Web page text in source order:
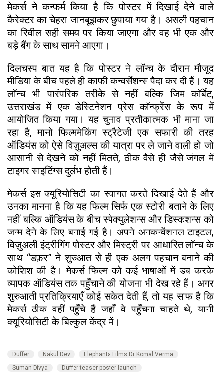
मेकर्स ने कन्फर्म किया है कि पोस्टर में दिखाई देने वाले
कैरेक्टर का चेहरा जानबूझकर छुपाया गया है। असली पहचान
का रिवील सही समय पर किया जाएगा और वह भी एक और
बड़े बैंग के साथ सामने आएगा।
दिलचस्प बात यह है कि पोस्टर ने लॉन्च के दौरान मौजूद
मीडिया के बीच पहले ही काफी कन्वर्सेशन्स पैदा कर दी हैं। यह
लॉन्च भी पारंपरिक तरीके से नहीं बल्कि जिम कॉर्बेट,
उत्तराखंड में एक डेस्टिनेशन प्रेस कॉन्फ्रेंस के रूप में
आयोजित किया गया। यह चुनाव प्रतीकात्मक भी माना जा
रहा है, मानो फिल्ममेकिंग स्ट्रैटेजी एक सफारी की तरह
ऑडियंस को ऐसे विज़ुअल्स की यात्रा पर ले जाने वाली हो जो
आसानी से देखने को नहीं मिलते, ठीक वैसे ही जैसे जंगल में
टाइगर साइटिंग्स दुर्लभ होती हैं।
मेकर्स इस क्यूरियोसिटी का स्वागत करते दिखाई देते हैं और
उनका मानना है कि यह फिल्म सिर्फ एक स्टोरी बताने के लिए
नहीं बल्कि ऑडियंस के बीच स्पेक्युलेशन्स और डिस्कशन्स को
जन्म देने के लिए बनाई गई है। अपने अनकन्वेंशनल टाइटल,
विज़ुअली इंट्रीगिंग पोस्टर और मिस्ट्री पर आधारित लॉन्च के
साथ “डफ़र” ने शुरुआत से ही एक अलग पहचान बनाने की
कोशिश की है। मेकर्स फिल्म को कई भाषाओं में डब करके
व्यापक ऑडियंस तक पहुँचाने की योजना भी देख रहे हैं। अगर
शुरुआती प्रतिक्रियाएँ कोई संकेत देती हैं, तो यह साफ है कि
मेकर्स ठीक वहीं पहुँचे हैं जहाँ वे पहुँचना चाहते थे, यानी
क्यूरियोसिटी के बिल्कुल केंद्र में।
Duffer Nakul Dev
Elephanta Films Dr Komal Verma
Suman Divya
Duffer teaser poster launch